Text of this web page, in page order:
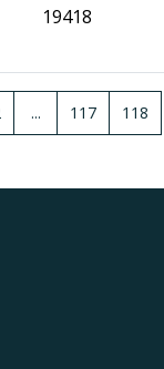
19418
... 117 118